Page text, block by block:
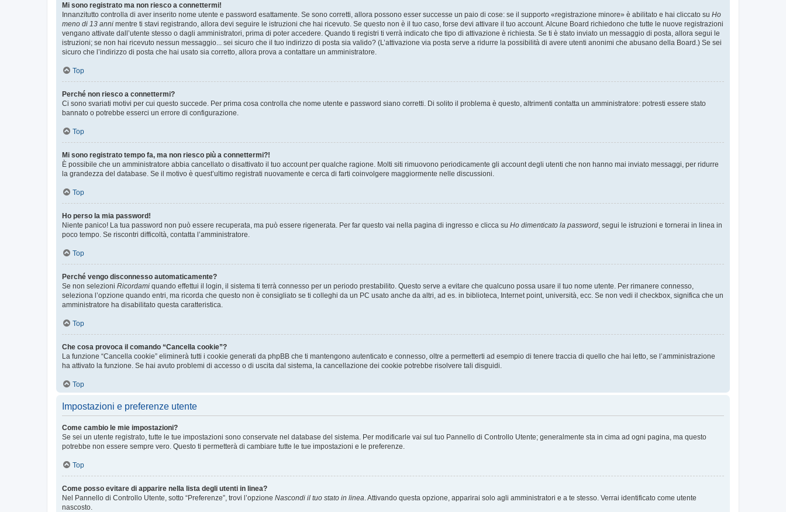
Mi sono registrato ma non riesco a connettermi!
Innanzitutto controlla di aver inserito nome utente e password esattamente. Se sono corretti, allora possono esser successe un paio di cose: se il supporto «registrazione minore» è abilitato e hai cliccato su Ho
meno di 13 anni mentre ti stavi registrando, allora devi seguire le istruzioni che hai ricevuto. Se questo non è il tuo caso, forse devi attivare il tuo account. Alcune Board richiedono che tutte le nuove registrazioni
vengano attivate dall’utente stesso o dagli amministratori, prima di poter accedere. Quando ti registri ti verrà indicato che tipo di attivazione è richiesta. Se ti è stato inviato un messaggio di posta, allora segui le
istruzioni; se non hai ricevuto nessun messaggio... sei sicuro che il tuo indirizzo di posta sia valido? (L’attivazione via posta serve a ridurre la possibilità di avere utenti anonimi che abusano della Board.) Se sei
sicuro che l’indirizzo di posta che hai usato sia corretto, allora prova a contattare un amministratore.
Top
Perché non riesco a connettermi?
Ci sono svariati motivi per cui questo succede. Per prima cosa controlla che nome utente e password siano corretti. Di solito il problema è questo, altrimenti contatta un amministratore: potresti essere stato
bannato o potrebbe esserci un errore di configurazione.
Top
Mi sono registrato tempo fa, ma non riesco più a connettermi?!
È possibile che un amministratore abbia cancellato o disattivato il tuo account per qualche ragione. Molti siti rimuovono periodicamente gli account degli utenti che non hanno mai inviato messaggi, per ridurre
la grandezza del database. Se il motivo è quest’ultimo registrati nuovamente e cerca di farti coinvolgere maggiormente nelle discussioni.
Top
Ho perso la mia password!
Niente panico! La tua password non può essere recuperata, ma può essere rigenerata. Per far questo vai nella pagina di ingresso e clicca su Ho dimenticato la password , segui le istruzioni e tornerai in linea in
poco tempo. Se riscontri difficoltà, contatta l’amministratore.
Top
Perché vengo disconnesso automaticamente?
Se non selezioni Ricordami quando effettui il login, il sistema ti terrà connesso per un periodo prestabilito. Questo serve a evitare che qualcuno possa usare il tuo nome utente. Per rimanere connesso,
seleziona l’opzione quando entri, ma ricorda che questo non è consigliato se ti colleghi da un PC usato anche da altri, ad es. in biblioteca, Internet point, università, ecc. Se non vedi il checkbox, significa che un
amministratore ha disabilitato questa caratteristica.
Top
Che cosa provoca il comando “Cancella cookie”?
La funzione “Cancella cookie” eliminerà tutti i cookie generati da phpBB che ti mantengono autenticato e connesso, oltre a permetterti ad esempio di tenere traccia di quello che hai letto, se l’amministrazione
ha attivato la funzione. Se hai avuto problemi di accesso o di uscita dal sistema, la cancellazione dei cookie potrebbe risolvere tali disguidi.
Top
Impostazioni e preferenze utente
Come cambio le mie impostazioni?
Se sei un utente registrato, tutte le tue impostazioni sono conservate nel database del sistema. Per modificarle vai sul tuo Pannello di Controllo Utente; generalmente sta in cima ad ogni pagina, ma questo
potrebbe non essere sempre vero. Questo ti permetterà di cambiare tutte le tue impostazioni e le preferenze.
Top
Come posso evitare di apparire nella lista degli utenti in linea?
Nel Pannello di Controllo Utente, sotto “Preferenze”, trovi l’opzione Nascondi il tuo stato in linea . Attivando questa opzione, apparirai solo agli amministratori e a te stesso. Verrai identificato come utente
nascosto.